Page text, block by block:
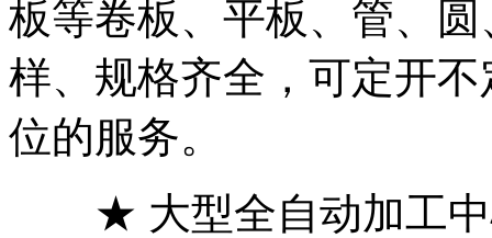
板等卷板、平板、管、
样、规格齐全，可定开
位的服务。
★ 大型全自动加工中